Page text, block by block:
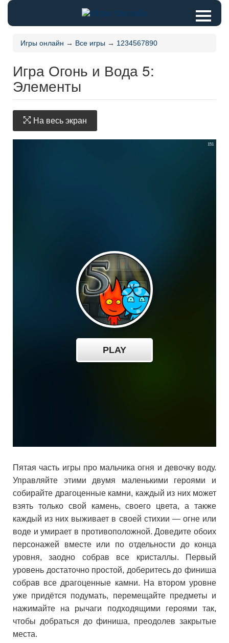
Игры онлайн → Все игры → 1234567890
Игра Огонь и Вода 5:
Элементы
На весь экран
Пятая часть игры про мальчика огня и девочку воду.
Управляйте этими двумя маленькими героями и
собирайте драгоценные камни, каждый из них может
взять только свой камень, своего цвета, а также
каждый из них выживает в своей стихии — огне или
воде и умирает в противоположной. Доведите обоих
персонажей вместе или по отдельности до конца
уровня, заодно собрав все кристаллы. Первый
уровень достаточно простой, доберитесь до финиша
собрав все драгоценные камни. На втором уровне
уже придётся подумать, перемещайте предметы и
нажимайте на рычаги подходящими героями так,
чтобы добраться до финиша, преодолев закрытые
места.